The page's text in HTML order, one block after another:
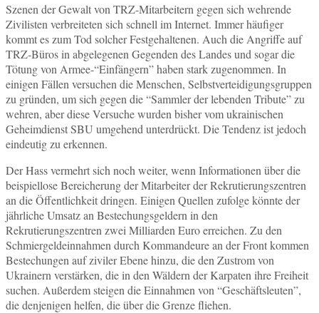
Szenen der Gewalt von TRZ-Mitarbeitern gegen sich wehrende
Zivilisten verbreiteten sich schnell im Internet. Immer häufiger
kommt es zum Tod solcher Festgehaltenen. Auch die Angriffe auf
TRZ-Büros in abgelegenen Gegenden des Landes und sogar die
Tötung von Armee-“Einfängern” haben stark zugenommen. In
einigen Fällen versuchen die Menschen, Selbstverteidigungsgruppen
zu gründen, um sich gegen die “Sammler der lebenden Tribute” zu
wehren, aber diese Versuche wurden bisher vom ukrainischen
Geheimdienst SBU umgehend unterdrückt. Die Tendenz ist jedoch
eindeutig zu erkennen.
Der Hass vermehrt sich noch weiter, wenn Informationen über die
beispiellose Bereicherung der Mitarbeiter der Rekrutierungszentren
an die Öffentlichkeit dringen. Einigen Quellen zufolge könnte der
jährliche Umsatz an Bestechungsgeldern in den
Rekrutierungszentren zwei Milliarden Euro erreichen. Zu den
Schmiergeldeinnahmen durch Kommandeure an der Front kommen
Bestechungen auf ziviler Ebene hinzu, die den Zustrom von
Ukrainern verstärken, die in den Wäldern der Karpaten ihre Freiheit
suchen. Außerdem steigen die Einnahmen von “Geschäftsleuten”,
die denjenigen helfen, die über die Grenze fliehen.